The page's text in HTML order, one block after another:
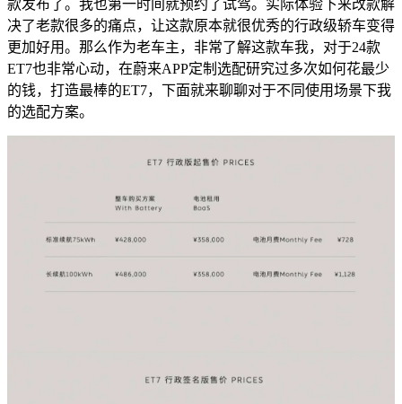
款发布了。我也第一时间就预约了试驾。实际体验下来改款解
决了老款很多的痛点，让这款原本就很优秀的行政级轿车变得
更加好用。那么作为老车主，非常了解这款车我，对于24款
ET7也非常心动，在蔚来APP定制选配研究过多次如何花最少
的钱，打造最棒的ET7，下面就来聊聊对于不同使用场景下我
的选配方案。